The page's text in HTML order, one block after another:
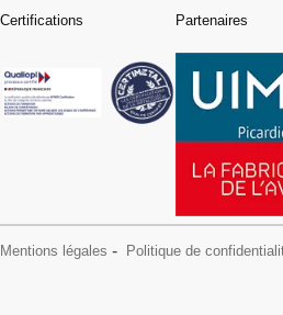
Certifications Partenaires
Mentions légales Politique de